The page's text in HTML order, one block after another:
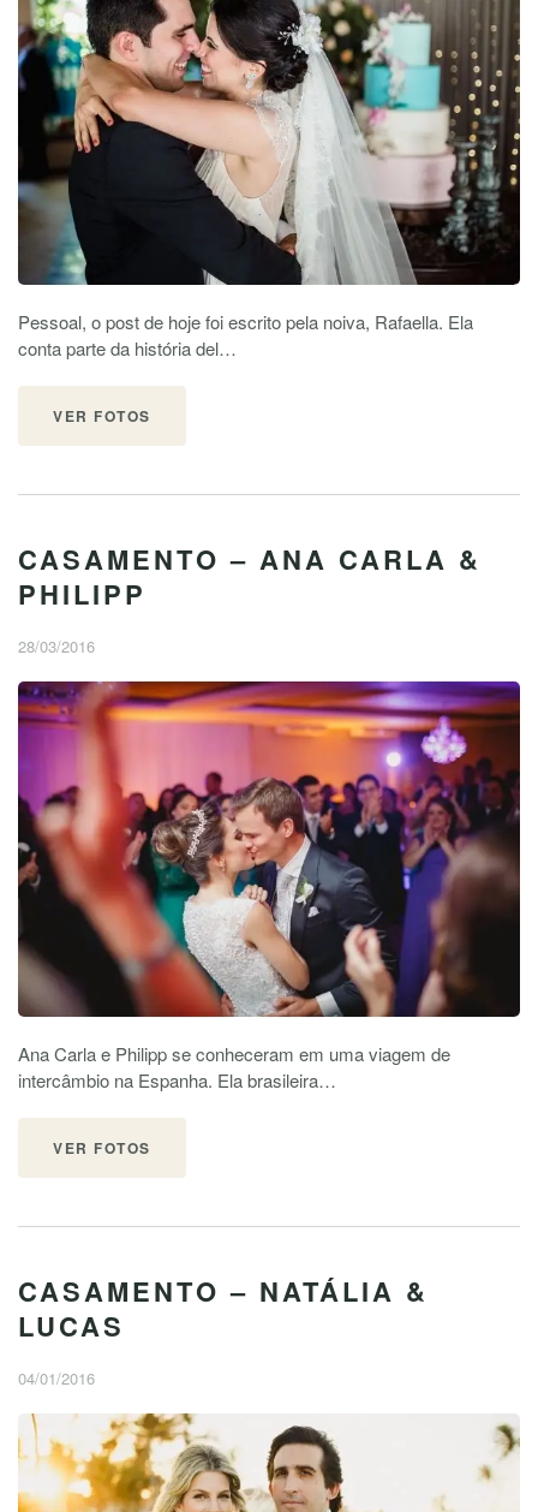
Pessoal, o post de hoje foi escrito pela noiva, Rafaella. Ela
conta parte da história del…
VER FOTOS
CASAMENTO – ANA CARLA &
PHILIPP
28/03/2016
Ana Carla e Philipp se conheceram em uma viagem de
intercâmbio na Espanha. Ela brasileira…
VER FOTOS
CASAMENTO – NATÁLIA &
LUCAS
04/01/2016